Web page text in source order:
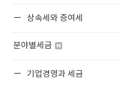
상속세와 증여세
분야별세금
기업경영과 세금